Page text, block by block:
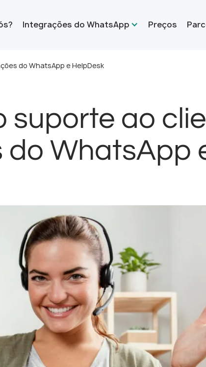
Integrações do WhatsApp Preços
do WhatsApp e HelpDesk
suporte ao
WhatsApp